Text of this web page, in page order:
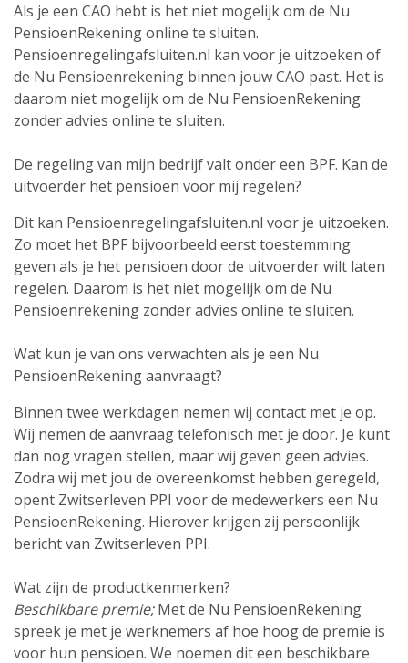
Als je een CAO hebt is het niet mogelijk om de Nu
PensioenRekening online te sluiten.
Pensioenregelingafsluiten.nl kan voor je uitzoeken of
de Nu Pensioenrekening binnen jouw CAO past. Het is
daarom niet mogelijk om de Nu PensioenRekening
zonder advies online te sluiten.
De regeling van mijn bedrijf valt onder een BPF. Kan de
uitvoerder het pensioen voor mij regelen?
Dit kan Pensioenregelingafsluiten.nl voor je uitzoeken.
Zo moet het BPF bijvoorbeeld eerst toestemming
geven als je het pensioen door de uitvoerder wilt laten
regelen. Daarom is het niet mogelijk om de Nu
Pensioenrekening zonder advies online te sluiten.
Wat kun je van ons verwachten als je een Nu
PensioenRekening aanvraagt?
Binnen twee werkdagen nemen wij contact met je op.
Wij nemen de aanvraag telefonisch met je door. Je kunt
dan nog vragen stellen, maar wij geven geen advies.
Zodra wij met jou de overeenkomst hebben geregeld,
opent Zwitserleven PPI voor de medewerkers een Nu
PensioenRekening. Hierover krijgen zij persoonlijk
bericht van Zwitserleven PPI.
Wat zijn de productkenmerken?
Beschikbare premie;Met de Nu PensioenRekening
spreek je met je werknemers af hoe hoog de premie is
voor hun pensioen. We noemen dit een beschikbare